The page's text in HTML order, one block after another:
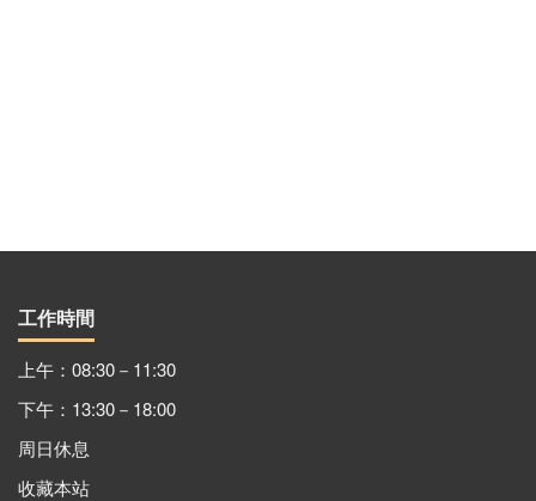
工作時間
上午：08:30－11:30
下午：13:30－18:00
周日休息
收藏本站